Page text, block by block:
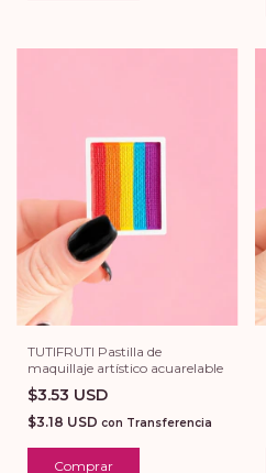
TUTIFRUTI Pastilla de
maquillaje artístico acuarelable
$3.53 USD
$3.18 USD con Transferencia